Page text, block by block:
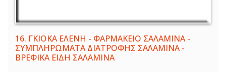
16. ΓΚΙΟΚΑ ΕΛΕΝΗ - ΦΑΡΜΑΚΕΙΟ ΣΑΛΑΜΙΝΑ -
ΣΥΜΠΛΗΡΩΜΑΤΑ ΔΙΑΤΡΟΦΗΣ ΣΑΛΑΜΙΝΑ -
ΒΡΕΦΙΚΑ ΕΙΔΗ ΣΑΛΑΜΙΝΑ